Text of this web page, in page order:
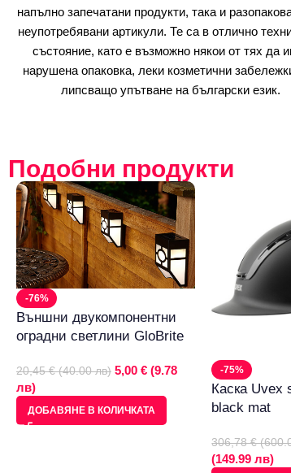
напълно запечатани продукти, така и
неупотребявани артикули. Те са в отлично
състояние, като е възможно някои от тях да
нарушена опаковка, леки козметични
липсващо упътване на български език.
Подобни продукти
-76%
Външни двукомпонентни
оградни светлини GloBrite
20,45 € (40.00 лв) 5,00 € (9.78
лв)
ДОБАВЯНЕ В КОЛИЧКАТА
-75%
Каска Uvex
black mat
306,78 €
(149.99 лв)